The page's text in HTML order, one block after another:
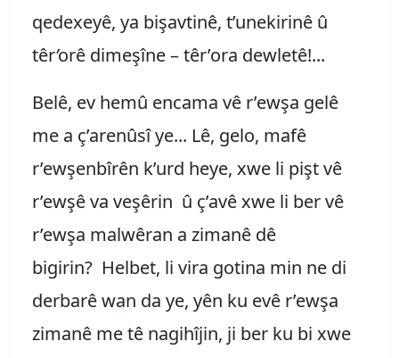
qedexeyê, ya bişavtinê, t’unekirinê û
têr’orê dimeşîne – têr’ora dewletê!...
Belê, ev hemû encama vê r’ewşa gelê
me a ç’arenûsî ye... Lê, gelo, mafê
r’ewşenbîrên k’urd heye, xwe li pişt vê
r’ewşê va veşêrin û ç’avê xwe li ber vê
r’ewşa malwêran a zimanê dê
bigirin? Helbet, li vira gotina min ne di
derbarê wan da ye, yên ku evê r’ewşa
zimanê me tê nagihîjin, ji ber ku bi xwe